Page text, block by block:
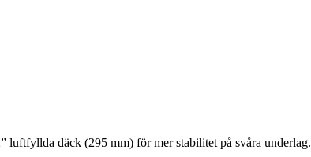
luftfyllda däck (295 mm) för mer stabilitet på svåra underlag.